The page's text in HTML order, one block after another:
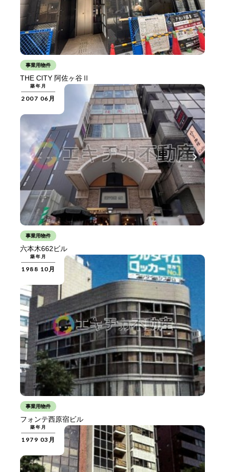
事業用物件
THE CITY 阿佐ヶ谷Ⅱ
築年月
2007 06月
事業用物件
六本木662ビル
築年月
1988 10月
事業用物件
フォンテ西原宿ビル
築年月
1979 03月